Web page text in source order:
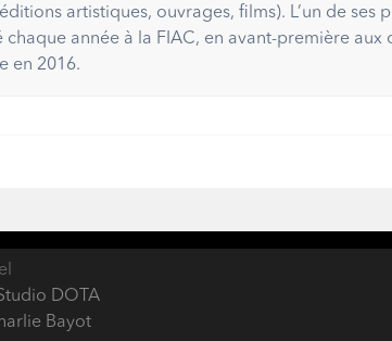
artistiques, ouvrages, films). L’un de ses
chaque année à la FIAC, en avant-première
en 2016.
DOTA
Bayot